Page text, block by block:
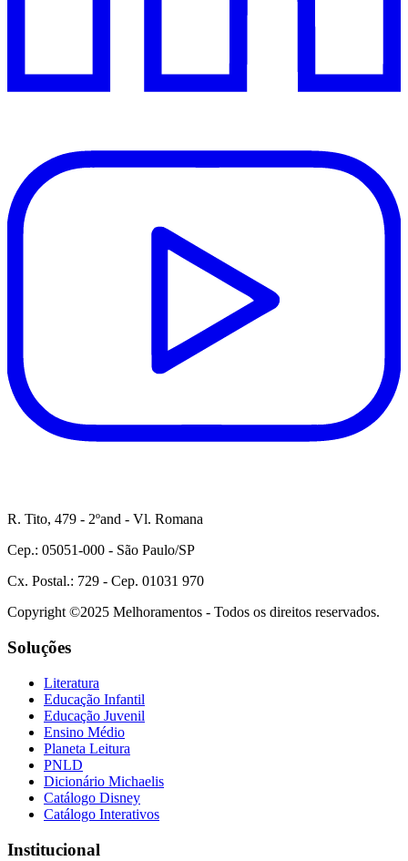
R. Tito, 479 - 2ºand - Vl. Romana
Cep.: 05051-000 - São Paulo/SP
Cx. Postal.: 729 - Cep. 01031 970
Copyright ©2025 Melhoramentos - Todos os direitos reservados.
Soluções
Literatura
Educação Infantil
Educação Juvenil
Ensino Médio
Planeta Leitura
PNLD
Dicionário Michaelis
Catálogo Disney
Catálogo Interativos
Institucional